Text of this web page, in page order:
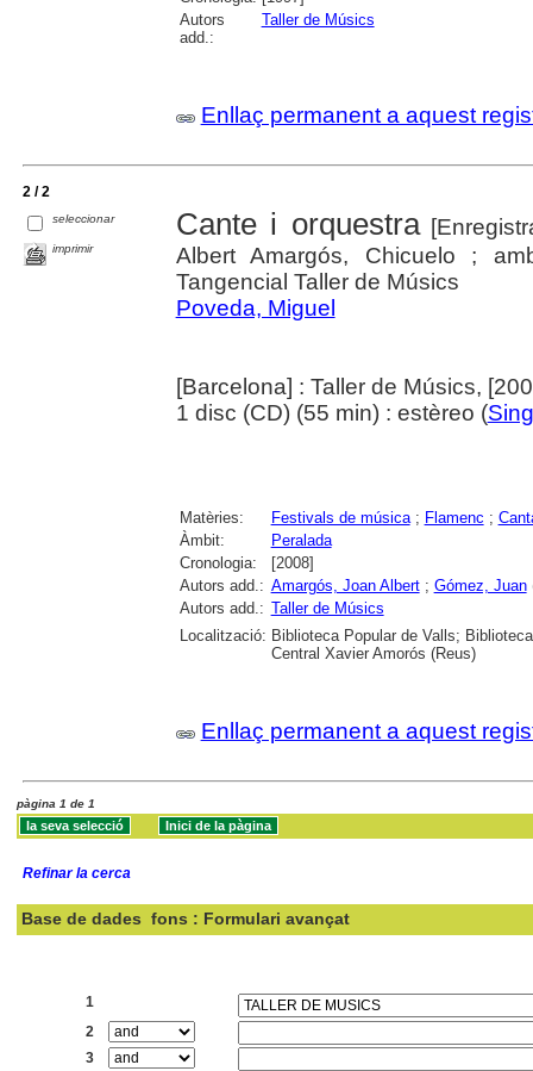
Autors
add.:
Taller de Músics
Enllaç permanent a aquest
2 / 2
seleccionar
imprimir
Cante i orquestra
Albert Amargós, Chicuelo ;
Tangencial Taller de Músics
Poveda, Miguel
[Barcelona] : Taller de Músics,
1 disc (CD) (55 min) : estèreo (
Matèries: Festivals de música; Flamenc ;
Àmbit:
Peralada
Cronologia:
[2008]
Autors add.: Amargós, Joan Albert; Gómez, Juan
Autors add.: Taller de Músics
Localització: Biblioteca Popular de Valls;
Central Xavier Amorós (Reus)
Enllaç permanent a aquest
pàgina 1 de 1
Refinar la cerca
Base de dades fons : Formulari avançat
1
2
3